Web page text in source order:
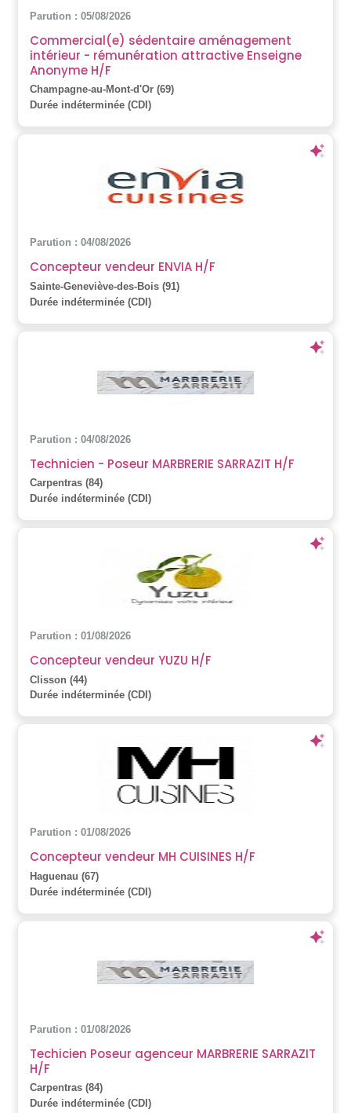
Parution : 05/08/2026
Commercial(e) sédentaire aménagement
intérieur - rémunération attractive Enseigne
Anonyme H/F
Champagne-au-Mont-d'Or (69)
Durée indéterminée (CDI)
Parution : 04/08/2026
Concepteur vendeur ENVIA H/F
Sainte-Geneviève-des-Bois (91)
Durée indéterminée (CDI)
Parution : 04/08/2026
Technicien - Poseur MARBRERIE SARRAZIT H/F
Carpentras (84)
Durée indéterminée (CDI)
Parution : 01/08/2026
Concepteur vendeur YUZU H/F
Clisson (44)
Durée indéterminée (CDI)
Parution : 01/08/2026
Concepteur vendeur MH CUISINES H/F
Haguenau (67)
Durée indéterminée (CDI)
Parution : 01/08/2026
Techicien Poseur agenceur MARBRERIE SARRAZIT
H/F
Carpentras (84)
Durée indéterminée (CDI)